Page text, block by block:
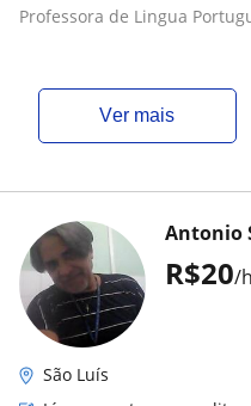
Professora de Lingua
ver mais
R$20/h
Antonio
São Luís